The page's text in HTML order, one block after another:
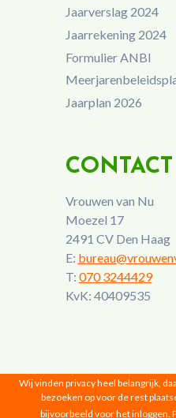
Jaarverslag 2024
Jaarrekening 2024
Formulier ANBI
Jaarplan 2026
CONTACT
Vrouwen van Nu
Moezel 17
2491 CV Den Haag
E:
T: 070 3244429
KvK: 40409535
Vrouwen van Nu ©
Wij vinden privacy heel belangrijk,
bezoeken op voor de rest
bijvoorbeeld voor het inloggen.